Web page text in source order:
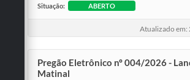
Situação: ABERTO
Atualizado
Pregão Eletrônico nº 004/2026 -
Matinal